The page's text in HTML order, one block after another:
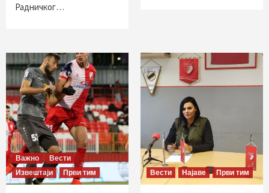
Радничког…
Важно
Вести
Извештаји
Први тим Вести Најаве Први тим